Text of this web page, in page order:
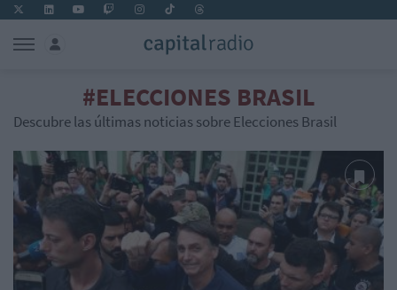
#ELECCIONES BRASIL
Descubre las últimas noticias sobre Elecciones Brasil